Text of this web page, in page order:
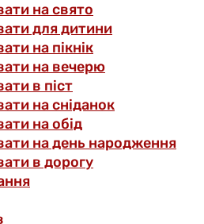
на свято
для дитини
на пікнік
на вечерю
в піст
на сніданок
на обід
на день народження
в дорогу